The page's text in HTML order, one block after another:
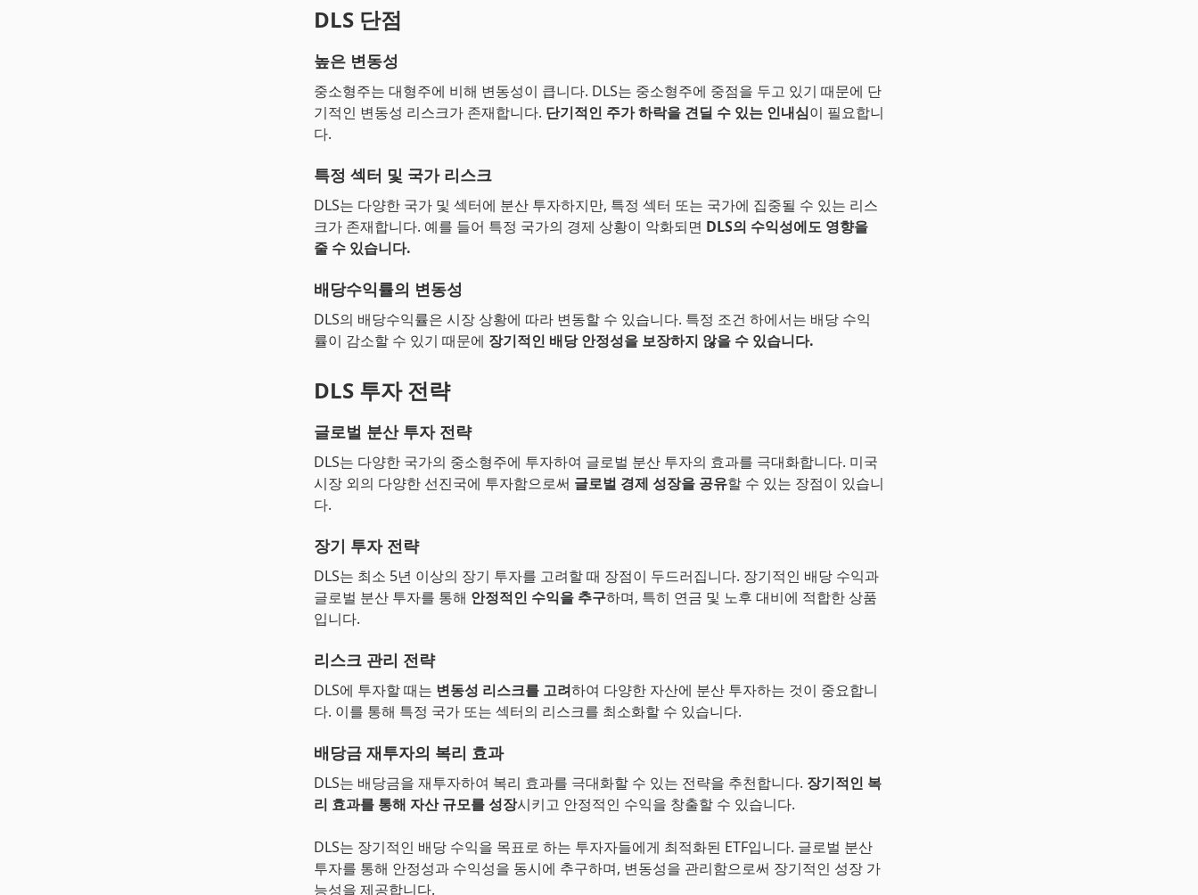
DLS 단점
높은 변동성
중소형주는 대형주에 비해 변동성이 큽니다. DLS는 중소형주에 중점을 두고 있기 때문에 단
기적인 변동성 리스크가 존재합니다. 단기적인 주가 하락을 견딜 수 있는 인내심이 필요합니
다.
특정 섹터 및 국가 리스크
DLS는 다양한 국가 및 섹터에 분산 투자하지만, 특정 섹터 또는 국가에 집중될 수 있는 리스
크가 존재합니다. 예를 들어 특정 국가의 경제 상황이 악화되면 DLS의 수익성에도 영향을
줄 수 있습니다.
배당수익률의 변동성
DLS의 배당수익률은 시장 상황에 따라 변동할 수 있습니다. 특정 조건 하에서는 배당 수익
률이 감소할 수 있기 때문에 장기적인 배당 안정성을 보장하지 않을 수 있습니다.
DLS 투자 전략
글로벌 분산 투자 전략
DLS는 다양한 국가의 중소형주에 투자하여 글로벌 분산 투자의 효과를 극대화합니다. 미국
시장 외의 다양한 선진국에 투자함으로써 글로벌 경제 성장을 공유할 수 있는 장점이 있습니
다.
장기 투자 전략
DLS는 최소 5년 이상의 장기 투자를 고려할 때 장점이 두드러집니다. 장기적인 배당 수익과
글로벌 분산 투자를 통해 안정적인 수익을 추구하며, 특히 연금 및 노후 대비에 적합한 상품
입니다.
리스크 관리 전략
DLS에 투자할 때는 변동성 리스크를 고려하여 다양한 자산에 분산 투자하는 것이 중요합니
다. 이를 통해 특정 국가 또는 섹터의 리스크를 최소화할 수 있습니다.
배당금 재투자의 복리 효과
DLS는 배당금을 재투자하여 복리 효과를 극대화할 수 있는 전략을 추천합니다. 장기적인 복
리 효과를 통해 자산 규모를 성장시키고 안정적인 수익을 창출할 수 있습니다.
DLS는 장기적인 배당 수익을 목표로 하는 투자자들에게 최적화된 ETF입니다. 글로벌 분산
투자를 통해 안정성과 수익성을 동시에 추구하며, 변동성을 관리함으로써 장기적인 성장 가
능성을 제공합니다.